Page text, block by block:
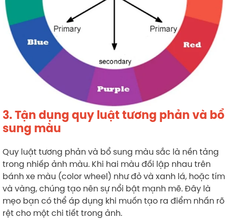
3. Tận dụng quy luật tương phản và bổ
sung màu
Quy luật tương phản và bổ sung màu sắc là nền tảng
trong nhiếp ảnh màu. Khi hai màu đối lập nhau trên
bánh xe màu (color wheel) như đỏ và xanh lá, hoặc tím
và vàng, chúng tạo nên sự nổi bật mạnh mẽ. Đây là
mẹo bạn có thể áp dụng khi muốn tạo ra điểm nhấn rõ
rệt cho một chi tiết trong ảnh.